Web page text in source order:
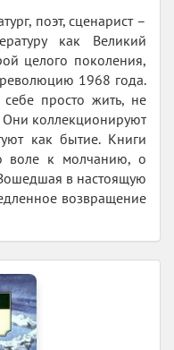
поэт, сценарист –
как Великий
целого поколения,
1968 года.
просто жить, не
Они коллекционируют
как бытие. Книги
воле к молчанию, о
в настоящую
возвращение